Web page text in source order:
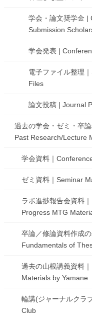
学会・論文奨学金 |
Submission
学会発表 |
電子ファイル整理
Files
論文投稿 | Journal
過去の学会・ゼミ・卒
Past Research/Lecture
学会資料｜
ゼミ資料｜Seminar
ラボ進捗報告会資料
Progress MTG
卒論／修論資料作成の
Fundamentals of
過去の山根講義資料
Materials by Yamane
輪講(ジャーナルクラ
Club